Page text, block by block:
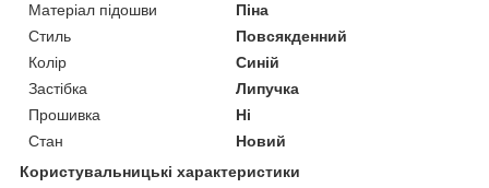
Матеріал підошви
Піна
Стиль
Повсякденний
Колір
Синій
Застібка
Липучка
Прошивка
Ні
Стан
Новий
Користувальницькі характеристики